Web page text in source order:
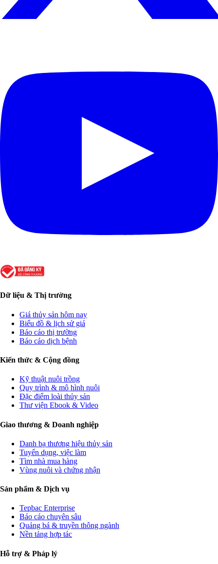
Dữ liệu & Thị trường
Giá thủy sản hôm nay
Biểu đồ & lịch sử giá
Báo cáo thị trường
Báo cáo dịch bệnh
Kiến thức & Cộng đồng
Kỹ thuật nuôi trồng
Quy trình & mô hình nuôi
Đặc điểm loài thủy sản
Thư viện Ebook & Video
Giao thương & Doanh nghiệp
Danh bạ thương hiệu thủy sản
Tuyển dụng, việc làm
Tìm nhà mua hàng
Vùng nuôi và chứng nhận
Sản phẩm & Dịch vụ
Tepbac Enterprise
Báo cáo chuyên sâu
Quảng bá & truyền thông ngành
Nền tảng hợp tác
Hỗ trợ & Pháp lý